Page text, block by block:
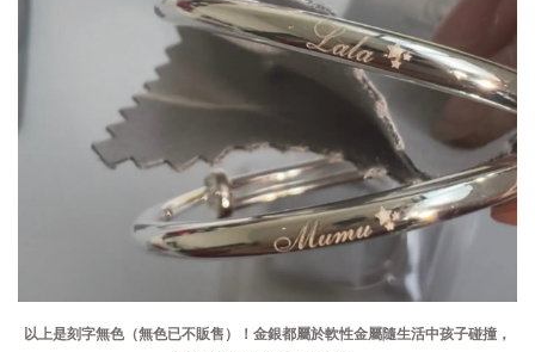
以上是刻字無色（無色已不販售）
！金銀都屬於軟性金屬隨生活中孩子碰撞，